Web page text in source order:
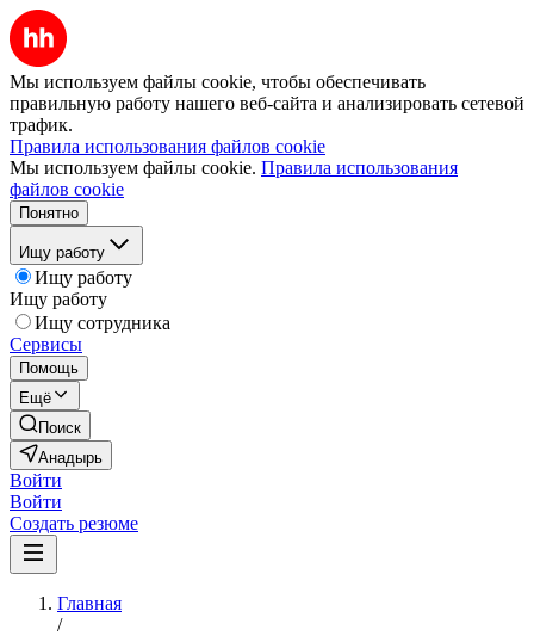
Мы используем файлы cookie, чтобы обеспечивать
правильную работу нашего веб-сайта и анализировать сетевой
трафик.
Правила использования файлов cookie
Мы используем файлы cookie. Правила использования
файлов cookie
Понятно
Ищу работу
Ищу работу
Ищу работу
Ищу сотрудника
Сервисы
Помощь
Ещё
Поиск
Анадырь
Войти
Войти
Создать резюме
Главная
/